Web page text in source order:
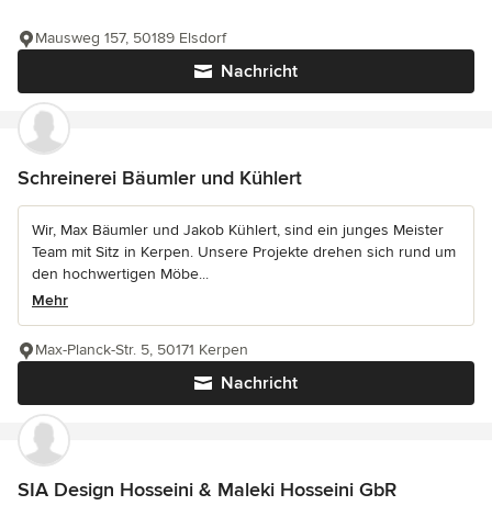
Nachricht
Mausweg 157, 50189 Elsdorf
Schreinerei Bäumler und Kühlert
Wir, Max Bäumler und Jakob Kühlert, sind ein junges Meister
Team mit Sitz in Kerpen. Unsere Projekte drehen sich rund um
den hochwertigen Möbe...
Mehr
Nachricht
Max-Planck-Str. 5, 50171 Kerpen
SIA Design Hosseini & Maleki Hosseini GbR